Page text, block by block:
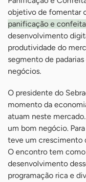
objetivo de fomentar
panificação e
desenvolvimento
produtividade do
segmento de
negócios.
O presidente do
momento da
atuam neste
um bom negócio.
teve um crescimento
O encontro tem
desenvolvimento
programação rica e